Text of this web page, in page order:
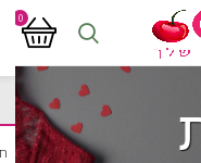
0